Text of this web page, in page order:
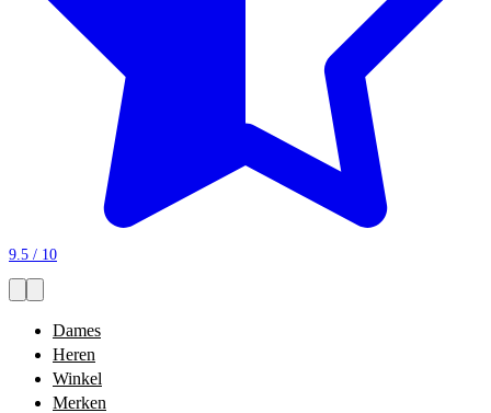
9.5 / 10
Dames
Heren
Winkel
Merken